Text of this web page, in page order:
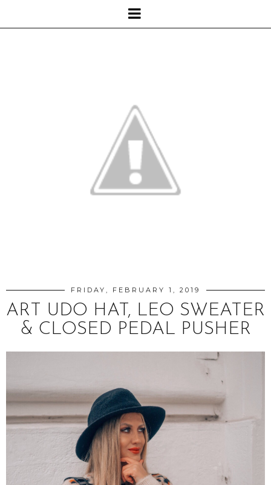
FRIDAY, FEBRUARY 1, 2019
ART UDO HAT, LEO SWEATER
& CLOSED PEDAL PUSHER